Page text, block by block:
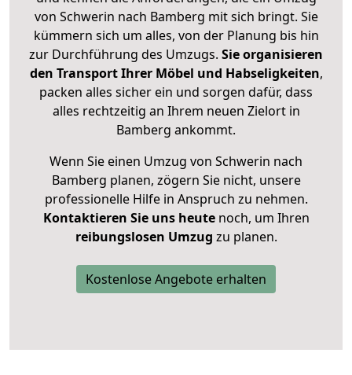
von Schwerin nach Bamberg mit sich bringt. Sie
kümmern sich um alles, von der Planung bis hin
zur Durchführung des Umzugs. Sie organisieren
den Transport Ihrer Möbel und Habseligkeiten,
packen alles sicher ein und sorgen dafür, dass
alles rechtzeitig an Ihrem neuen Zielort in
Bamberg ankommt.
Wenn Sie einen Umzug von Schwerin nach
Bamberg planen, zögern Sie nicht, unsere
professionelle Hilfe in Anspruch zu nehmen.
Kontaktieren Sie uns heutenoch, um Ihren
reibungslosen Umzug zu planen.
Kostenlose Angebote erhalten